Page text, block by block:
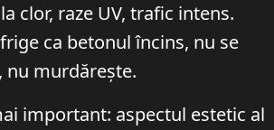
clor, raze UV, trafic intens.
ca betonul încins, nu se
nu murdărește.
important: aspectul estetic al